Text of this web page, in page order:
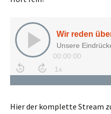
Hier der komplette Stream